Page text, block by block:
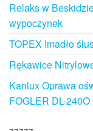
Relaks w
wypoczynek
TOPEX Imadło
Rękawice
Kanlux Oprawa
FOGLER DL-240O